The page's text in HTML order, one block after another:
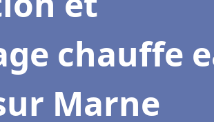
chauffe
Marne